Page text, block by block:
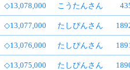
◇13,078,000 こうたんさん
◇13,077,000 たしぴんさん
◇13,076,000 たしぴんさん
◇13,075,000 たしぴんさん